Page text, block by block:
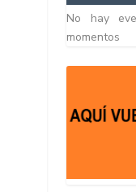
No hay
momentos